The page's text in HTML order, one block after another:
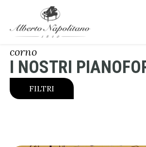
corno
I NOSTRI
FILTRI